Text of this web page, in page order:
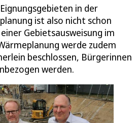
in der
ist also nicht schon
Gebietsausweisung im
werde zudem
beschlossen, Bürgerinnen
werden.